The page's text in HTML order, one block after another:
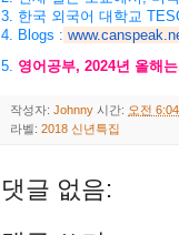
3. 한국 외국어 대학교
4. Blogs :
5. 영어공부, 2024년 올해
작성자: Johnny 시간: 오전 6:04
라벨: 2018 신년특집
댓글 없음: